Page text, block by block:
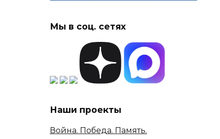
Мы в соц. сетях
Наши проекты
Война. Победа. Память.